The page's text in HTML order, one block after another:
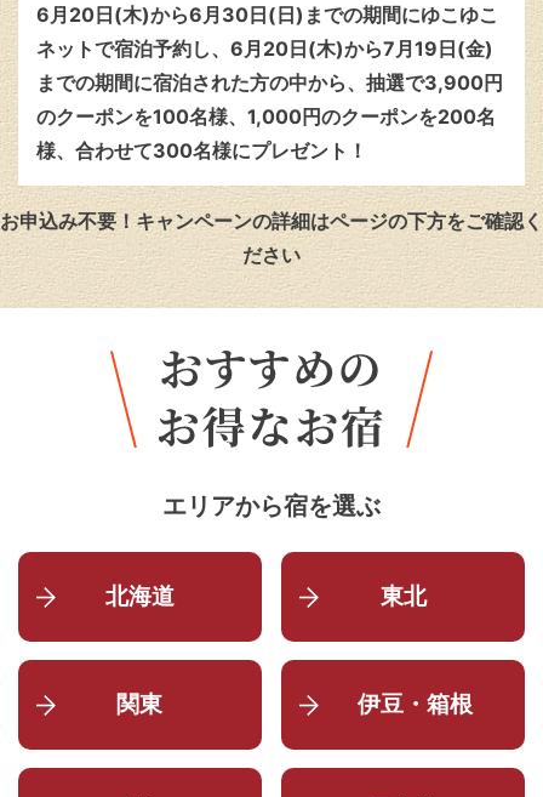
6月20日(木)から6月30日(日)までの期間にゆこゆこ
ネットで宿泊予約し、6月20日(木)から7月19日(金)
までの期間に宿泊された方の中から、抽選で3,900円
のクーポンを100名様、1,000円のクーポンを200名
様、合わせて300名様にプレゼント！
お申込み不要！キャンペーンの詳細はページの下方をご確認く
ださい
エリアから宿を選ぶ
北海道 東北
関東 伊豆・箱根